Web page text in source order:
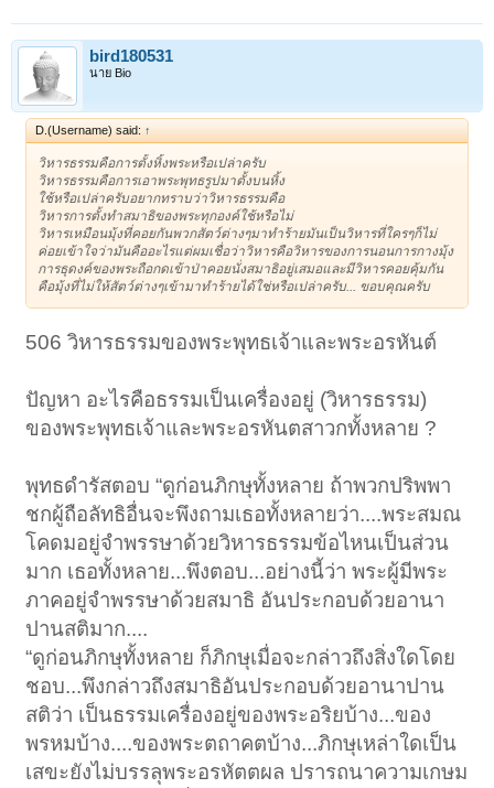
bird180531
นาย Bio
D.(Username) said: ↑
วิหารธรรมคือการตั้งหิ้งพระหรือเปล่าครับ
วิหารธรรมคือการเอาพระพุทธรูปมาตั้งบนหิ้ง
ใช้หรือเปล่าครับอยากทราบว่าวิหารธรรมคือ
วิหารการตั้งทำสมาธิของพระทุกองค์ใช้หรือไม่
วิหารเหมือนมุ้งที่คอยกันพวกสัตว์ต่างๆมาทำร้ายมันเป็นวิหารที่ใครๆก็ไม่
ค่อยเข้าใจว่ามันคืออะไรแต่ผมเชื่อว่าวิหารคือวิหารของการนอนการกางมุ้ง
การธุดงค์ของพระถือกดเข้าป่าคอยนั่งสมาธิอยู่เสมอและมีวิหารคอยคุ้มกัน
คือมุ้งที่ไม่ให้สัตว์ต่างๆเข้ามาทำร้ายได้ใช่หรือเปล่าครับ... ขอบคุณครับ
506 วิหารธรรมของพระพุทธเจ้าและพระอรหันต์
ปัญหา อะไรคือธรรมเป็นเครื่องอยู่ (วิหารธรรม)
ของพระพุทธเจ้าและพระอรหันตสาวกทั้งหลาย ?
พุทธดำรัสตอบ “ดูก่อนภิกษุทั้งหลาย ถ้าพวกปริพพา
ชกผู้ถือลัทธิอื่นจะพึงถามเธอทั้งหลายว่า....พระสมณ
โคดมอยู่จำพรรษาด้วยวิหารธรรมข้อไหนเป็นส่วน
มาก เธอทั้งหลาย...พึงตอบ...อย่างนี้ว่า พระผู้มีพระ
ภาคอยู่จำพรรษาด้วยสมาธิ อันประกอบด้วยอานา
ปานสติมาก....
“ดูก่อนภิกษุทั้งหลาย ก็ภิกษุเมื่อจะกล่าวถึงสิ่งใดโดย
ชอบ...พึงกล่าวถึงสมาธิอันประกอบด้วยอานาปาน
สติว่า เป็นธรรมเครื่องอยู่ของพระอริยบ้าง...ของ
พรหมบ้าง....ของพระตถาคตบ้าง...ภิกษุเหล่าใดเป็น
เสขะยังไม่บรรลุพระอรหัตตผล ปรารถนาความเกษม